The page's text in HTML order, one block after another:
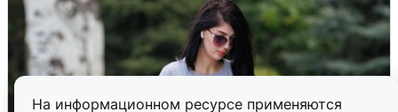
На информационном ресурсе применяются